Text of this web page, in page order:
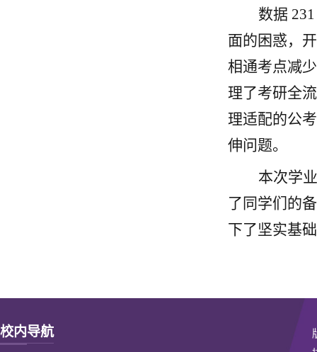
数据
面的困惑，
相通考点减
理了考研全
理适配的公
伸问题。
本次学
了同学们的
下了坚实基
校内导航